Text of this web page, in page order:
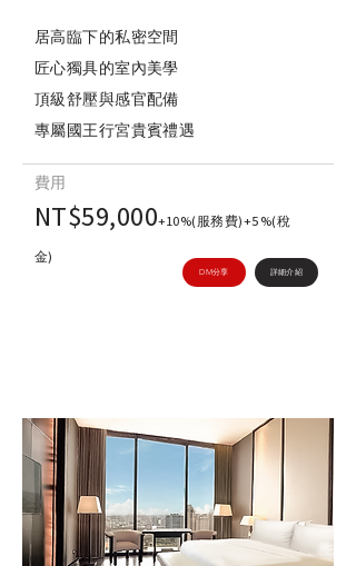
NT$59,000+10%(服務費)+5%(稅
金)
居高臨下的私密空間
匠心獨具的室內美學
頂級舒壓與感官配備
專屬國王行宮貴賓禮遇
費用
DM分享 詳細介紹